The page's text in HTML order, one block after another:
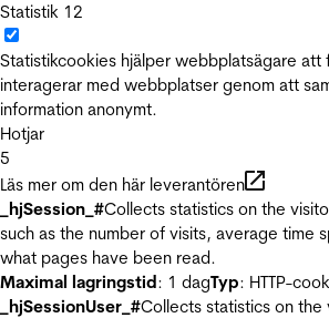
Statistik 12
Statistikcookies hjälper webbplatsägare att
interagerar med webbplatser genom att
information anonymt.
Hotjar
5
Läs mer om den här leverantören
_hjSession_#Collects statistics on the
such as the number of visits, average time
what pages have been read.
Maximal lagringstid: 1 dagTyp: HTTP-
_hjSessionUser_#Collects statistics on the